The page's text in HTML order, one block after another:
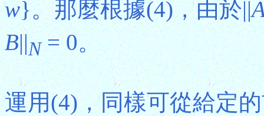
w}。那麼根據(4)，由於||
B||N= 0。
運用(4)，同樣可從給定